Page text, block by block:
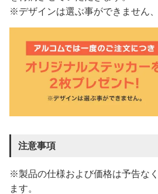
※デザインは選ぶ事ができません
注意事項
※製品の仕様および価格は予告な
ます。